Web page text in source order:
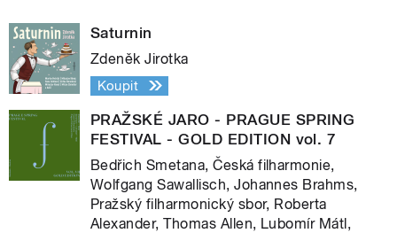
Saturnin
Zdeněk Jirotka
Koupit
PRAŽSKÉ JARO - PRAGUE SPRING
FESTIVAL - GOLD EDITION vol. 7
Bedřich Smetana, Česká filharmonie,
Wolfgang Sawallisch, Johannes Brahms,
Pražský filharmonický sbor, Roberta
Alexander, Thomas Allen, Lubomír Mátl,